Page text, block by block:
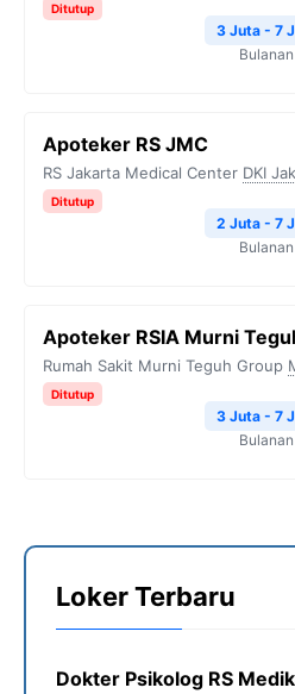
Ditutup
3 Juta - 7
Bulanan
Apoteker RS JMC
RS Jakarta Medical Center DKI
Ditutup
2 Juta - 7
Bulanan
Apoteker RSIA Murni
Rumah Sakit Murni Teguh Group
Ditutup
3 Juta - 7
Bulanan
Loker Terbaru
Dokter Psikolog RS